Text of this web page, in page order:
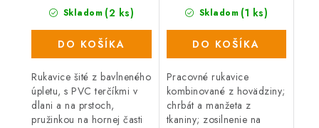
Skladom (2 ks)
DO KOŠÍKA
Rukavice šité z bavlneného
úpletu, s PVC terčíkmi v
dlani a na prstoch,
pružinkou na hornej časti
Skladom (1 ks)
DO KOŠÍKA
Pracovné rukavice
kombinované z hovädziny;
chrbát a manžeta z
tkaniny; zosilnenie na